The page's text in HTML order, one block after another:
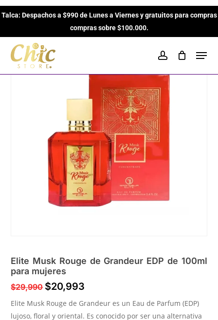
Skip
to
content
Talca: Despachos a $990 de Lunes a Viernes y gratuitos para compras
compras sobre $100.000.
account
Inicio Perfumes para Mujeres Amaderados
Elite
Musk Rouge de Grandeur EDP de 100ml para mujeres
Elite Musk Rouge de Grandeur EDP de 100ml
para mujeres
$29,990 $20,993
Elite Musk Rouge de Grandeur es un Eau de Parfum (EDP)
lujoso, floral y oriental. Es conocido por ser una alternativa